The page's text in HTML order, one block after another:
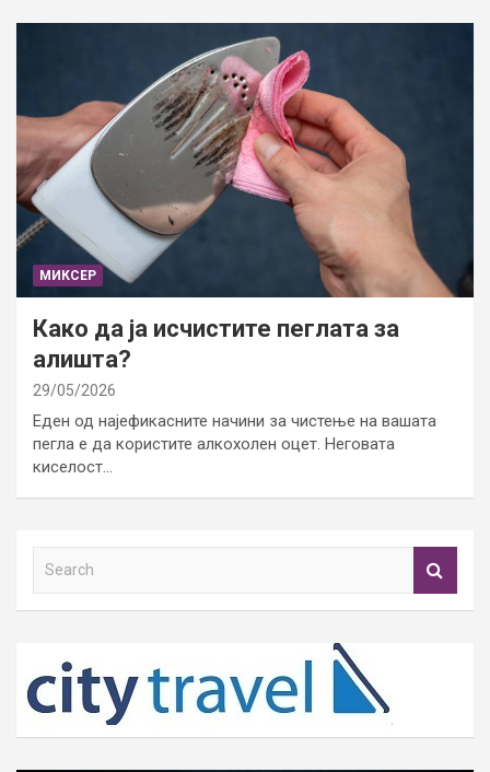
МИКСЕР
Како да ја исчистите пеглата за
алишта?
29/05/2026
Еден од најефикасните начини за чистење на вашата
пегла е да користите алкохолен оцет. Неговата
киселост…
h